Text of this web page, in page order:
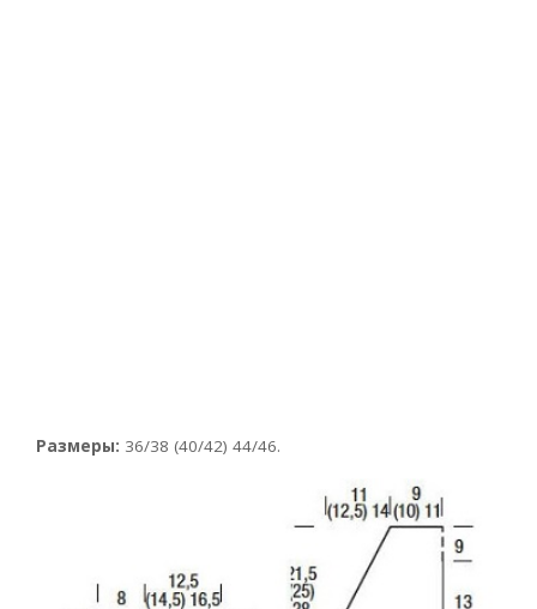
Размеры: 36/38 (40/42) 44/46.